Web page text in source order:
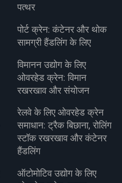
पत्थर
पोर्ट क्रेन: कंटेनर और थोक
सामग्री हैंडलिंग के लिए
विमानन उद्योग के लिए
ओवरहेड क्रेन: विमान
रखरखाव और संयोजन
रेलवे के लिए ओवरहेड क्रेन
समाधान: ट्रैक बिछाना, रोलिंग
स्टॉक रखरखाव और कंटेनर
हैंडलिंग
ऑटोमोटिव उद्योग के लिए